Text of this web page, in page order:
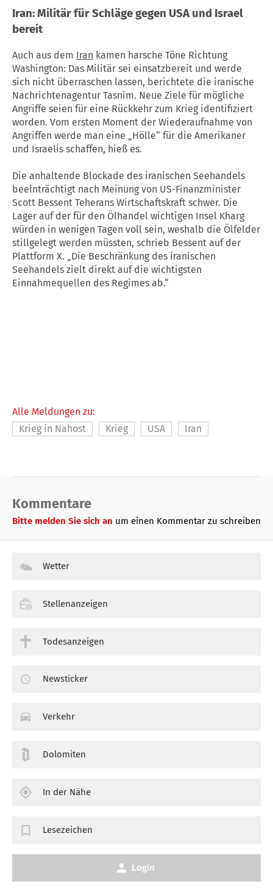
Iran: Militär für Schläge gegen USAund Israel
bereit
Auch aus dem Iran kamen harsche Töne Richtung
Washington: Das Militär sei einsatzbereit und werde
sich nicht überraschen lassen, berichtete die iranische
Nachrichtenagentur Tasnim. Neue Ziele für mögliche
Angriffe seien für eine Rückkehr zum Krieg identifiziert
worden. Vom ersten Moment der Wiederaufnahme von
Angriffen werde man eine „Hölle“ für die Amerikaner
und Israelis schaffen, hieß es.
Die anhaltende Blockade des iranischen Seehandels
beeinträchtigt nach Meinung von US-Finanzminister
Scott Bessent Teherans Wirtschaftskraft schwer. Die
Lager auf der für den Ölhandel wichtigen Insel Kharg
würden in wenigen Tagen voll sein, weshalb die Ölfelder
stillgelegt werden müssten, schrieb Bessent auf der
Plattform X. „Die Beschränkung des iranischen
Seehandels zielt direkt auf die wichtigsten
Einnahmequellen des Regimes ab.“
Alle Meldungen zu:
Krieg in Nahost
Krieg USA Iran
Kommentare
Bitte melden Sie sich an um einen Kommentar zu schreiben
Wetter
Stellenanzeigen
Todesanzeigen
Newsticker
Verkehr
Dolomiten
In der Nähe
Lesezeichen
Login